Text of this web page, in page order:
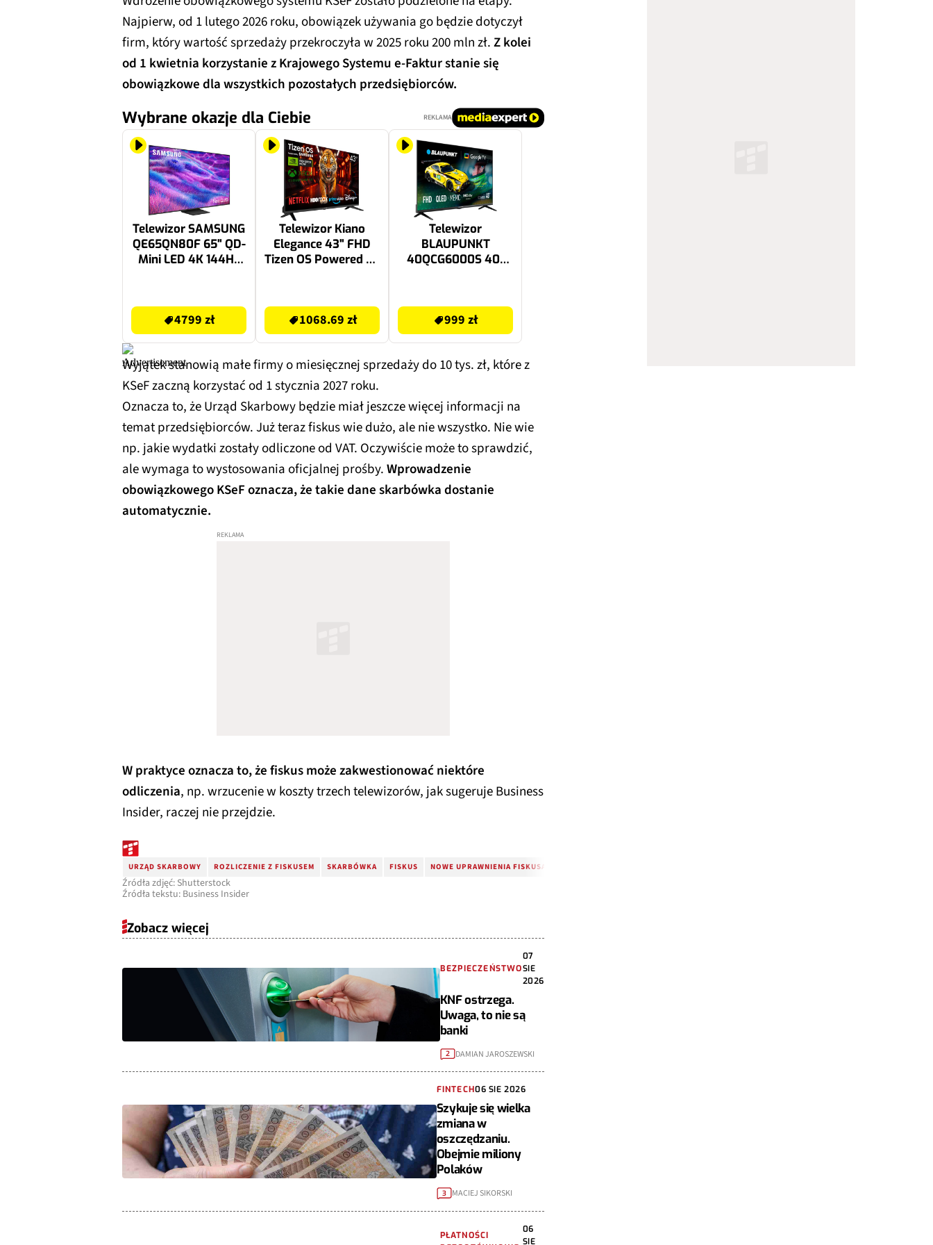
Najpierw, od 1 lutego 2026 roku, obowiązek używania go będzie dotyczył
firm, który wartość sprzedaży przekroczyła w 2025 roku 200 mln zł.Z kolei
od 1 kwietnia korzystanie z Krajowego Systemu e-Faktur stanie się
obowiązkowe dla wszystkich pozostałych przedsiębiorców.
Wybrane okazje dla Ciebie REKLAMA
Telewizor SAMSUNG
QE65QN80F 65" QD-
Mini LED 4K 144Hz
4799 zł
Telewizor Kiano
Elegance 43" FHD
Tizen OS Powered by
1068.69 zł
Telewizor
BLAUPUNKT
40QCG6000S 40"
999 zł
Wyjątek stanowią małe firmy o miesięcznej sprzedaży do 10 tys. zł, które z
KSeF zaczną korzystać od 1 stycznia 2027 roku.
Oznacza to, że Urząd Skarbowy będzie miał jeszcze więcej informacji na
temat przedsiębiorców. Już teraz fiskus wie dużo, ale nie wszystko. Nie wie
np. jakie wydatki zostały odliczone od VAT. Oczywiście może to sprawdzić,
ale wymaga to wystosowania oficjalnej prośby.Wprowadzenie
obowiązkowego KSeF oznacza, że takie dane skarbówka dostanie
automatycznie.
W praktyce oznacza to, że fiskus może zakwestionować niektóre
odliczenia, np. wrzucenie w koszty trzech telewizorów, jak sugeruje Business
Insider, raczej nie przejdzie.
URZĄD SKARBOWY ROZLICZENIE Z FISKUSEM SKARBÓWKA FISKUS NOWE UPRAWNIENIA FISKUSA
Źródła zdjęć: Shutterstock
Źródła tekstu: Business Insider
Zobacz więcej
BEZPIECZEŃSTWO
07
SIE
2026
KNF ostrzega.
Uwaga, to nie są
banki
2 DAMIAN JAROSZEWSKI
FINTECH06 SIE 2026
Szykuje się wielka
zmiana w
oszczędzaniu.
Obejmie miliony
Polaków
3 MACIEJ SIKORSKI
PŁATNOŚCI
06
SIE